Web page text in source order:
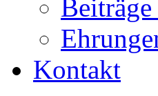
Beiträge
Kontakt